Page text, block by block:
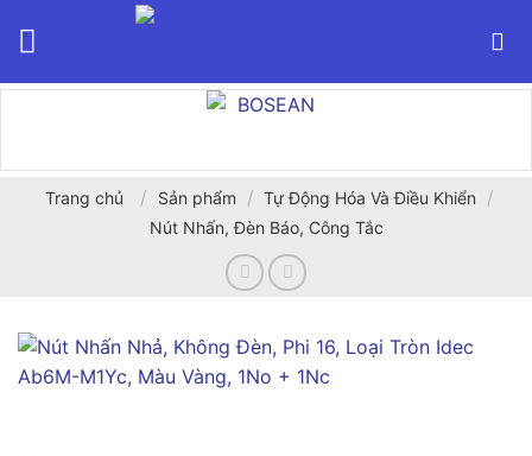
Trang chủ / Sản phẩm / Tự Động Hóa Và Điều Khiển /
Nút Nhấn, Đèn Báo, Công Tắc